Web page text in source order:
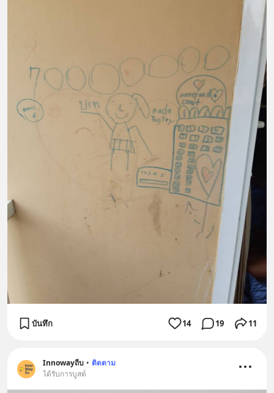
บันทึก 14 19 11
Innowayถีบ • ติดตาม
ได้รับการบูสต์